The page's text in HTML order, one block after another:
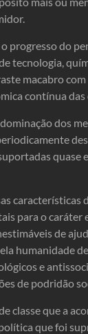
progresso do
tecnologia,
macabro com
contínua
dos
quase
características
para o caráter
​​de
humanidade
e
de podridão
classe que a
que foi